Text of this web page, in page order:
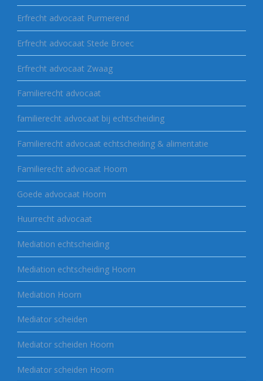
Erfrecht advocaat Purmerend
Erfrecht advocaat Stede Broec
Erfrecht advocaat Zwaag
Familierecht advocaat
familierecht advocaat bij echtscheiding
Familierecht advocaat echtscheiding & alimentatie
Familierecht advocaat Hoorn
Goede advocaat Hoorn
Huurrecht advocaat
Mediation echtscheiding
Mediation echtscheiding Hoorn
Mediation Hoorn
Mediator scheiden
Mediator scheiden Hoorn
Mediator scheiden Hoorn